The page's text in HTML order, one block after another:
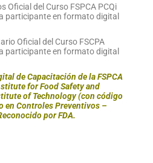
Oficial del Curso FSPCA PCQi
participante en formato digital
Oficial del Curso FSCPA
participante en formato digital
de Capacitación de la FSPCA
for Food Safety and
of Technology (con código
en Controles Preventivos –
por FDA.